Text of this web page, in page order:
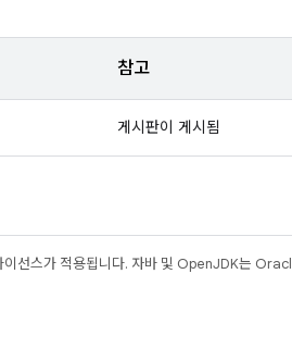
참고
게시판이 게시됨
이선스가 적용됩니다. 자바 및 OpenJDK는